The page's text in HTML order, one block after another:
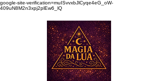
google-site-verification=muISvvxbJlCyqe4eG_oW-
409uN8M2n3xpj2plEw6_lQ